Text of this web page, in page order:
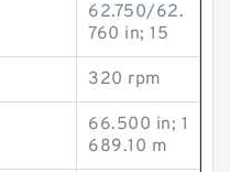
62.750/62.
760 in; 15
320 rpm
66.500 in; 1
689.10 m